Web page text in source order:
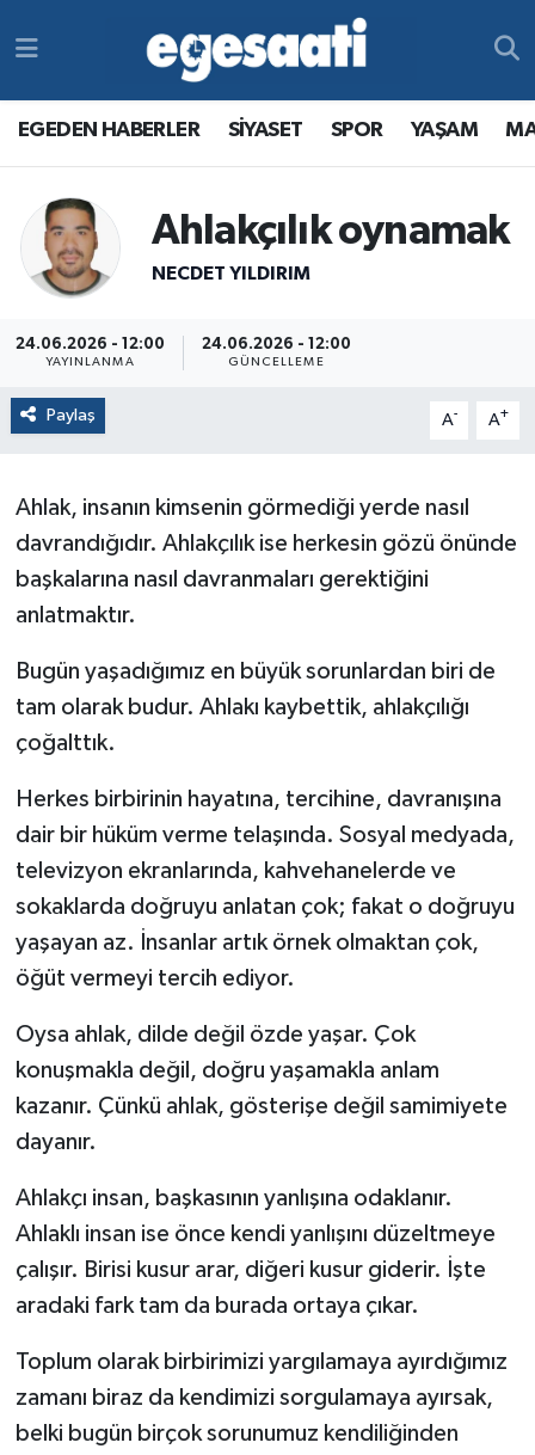
EGEDEN HABERLER SİYASET SPOR YAŞAM
Ahlakçılık oynamak
NECDET YILDIRIM
24.06.2026 - 12:00
YAYINLANMA
24.06.2026 - 12:00
GÜNCELLEME
Paylaş A- A+
Ahlak, insanın kimsenin görmediği yerde nasıl
davrandığıdır. Ahlakçılık ise herkesin gözü önünde
başkalarına nasıl davranmaları gerektiğini
anlatmaktır.
Bugün yaşadığımız en büyük sorunlardan biri de
tam olarak budur. Ahlakı kaybettik, ahlakçılığı
çoğalttık.
Herkes birbirinin hayatına, tercihine, davranışına
dair bir hüküm verme telaşında. Sosyal medyada,
televizyon ekranlarında, kahvehanelerde ve
sokaklarda doğruyu anlatan çok; fakat o doğruyu
yaşayan az. İnsanlar artık örnek olmaktan çok,
öğüt vermeyi tercih ediyor.
Oysa ahlak, dilde değil özde yaşar. Çok
konuşmakla değil, doğru yaşamakla anlam
kazanır. Çünkü ahlak, gösterişe değil samimiyete
dayanır.
Ahlakçı insan, başkasının yanlışına odaklanır.
Ahlaklı insan ise önce kendi yanlışını düzeltmeye
çalışır. Birisi kusur arar, diğeri kusur giderir. İşte
aradaki fark tam da burada ortaya çıkar.
Toplum olarak birbirimizi yargılamaya ayırdığımız
zamanı biraz da kendimizi sorgulamaya ayırsak,
belki bugün birçok sorunumuz kendiliğinden
Yazarlar
YAŞAM
MAGAZİN
RESMİ REKLAMLAR
SPOR
YAŞAM
MAGAZİN
RESMİ REKLAMLAR
Süper Lig Puan Durumu ve Fikstür
Tüm Manşetler
Son Dakika Haberleri
Haber Arşivi